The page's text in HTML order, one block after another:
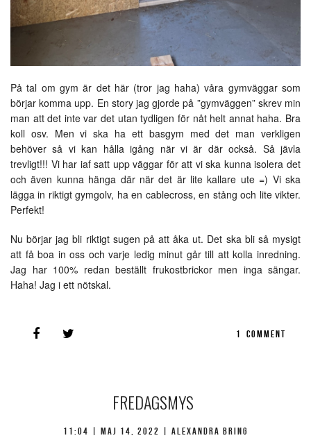
På tal om gym är det här (tror jag haha) våra gymväggar som
börjar komma upp. En story jag gjorde på ”gymväggen” skrev min
man att det inte var det utan tydligen för nåt helt annat haha. Bra
koll osv. Men vi ska ha ett basgym med det man verkligen
behöver så vi kan hålla igång när vi är där också. Så jävla
trevligt!!! Vi har iaf satt upp väggar för att vi ska kunna isolera det
och även kunna hänga där när det är lite kallare ute =) Vi ska
lägga in riktigt gymgolv, ha en cablecross, en stång och lite vikter.
Perfekt!
Nu börjar jag bli riktigt sugen på att åka ut. Det ska bli så mysigt
att få boa in oss och varje ledig minut går till att kolla inredning.
Jag har 100% redan beställt frukostbrickor men inga sängar.
Haha! Jag i ett nötskal.
1 COMMENT
FREDAGSMYS
11:04 | maj 14, 2022 | Alexandra Bring